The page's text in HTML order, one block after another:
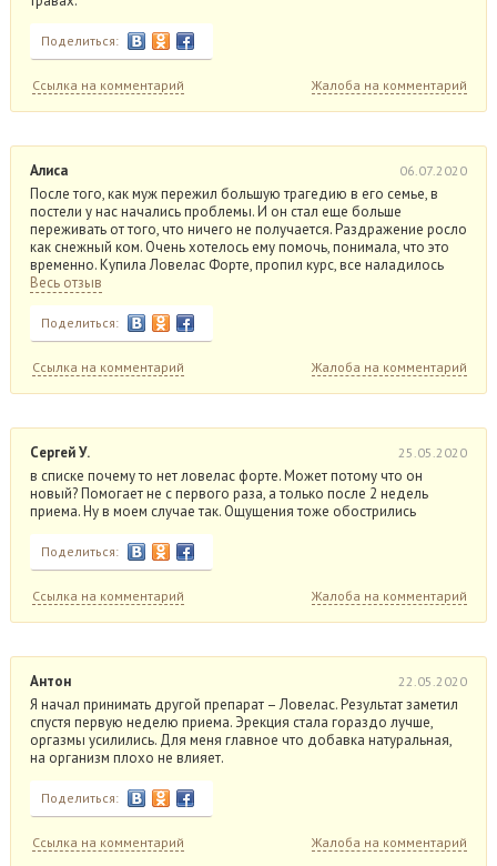
Поделиться:
Ссылка на комментарий Жалоба на комментарий
Алиса 06.07.2020
После того, как муж пережил большую трагедию в его семье, в
постели у нас начались проблемы. И он стал еще больше
переживать от того, что ничего не получается. Раздражение росло
как снежный ком. Очень хотелось ему помочь, понимала, что это
временно. Купила Ловелас Форте, пропил курс, все наладилось
Весь отзыв
Поделиться:
Ссылка на комментарий Жалоба на комментарий
Сергей У. 25.05.2020
в списке почему то нет ловелас форте. Может потому что он
новый? Помогает не с первого раза, а только после 2 недель
приема. Ну в моем случае так. Ощущения тоже обострились
Поделиться:
Ссылка на комментарий Жалоба на комментарий
Антон 22.05.2020
Я начал принимать другой препарат – Ловелас. Результат заметил
спустя первую неделю приема. Эрекция стала гораздо лучше,
оргазмы усилились. Для меня главное что добавка натуральная,
на организм плохо не влияет.
Поделиться:
Ссылка на комментарий Жалоба на комментарий